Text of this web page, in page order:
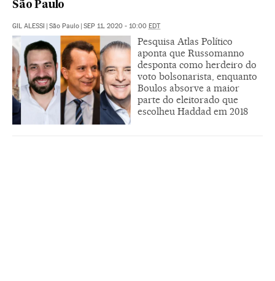
São Paulo
GIL ALESSI São Paulo SEP 11, 2020 - 10:00 EDT
Pesquisa Atlas Político
aponta que Russomanno
desponta como herdeiro do
voto bolsonarista, enquanto
Boulos absorve a maior
parte do eleitorado que
escolheu Haddad em 2018